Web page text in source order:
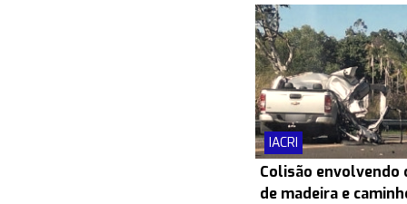
IACRI
Colisão envolvendo
de madeira e